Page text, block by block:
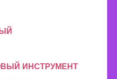
ИНСТРУМЕНТ